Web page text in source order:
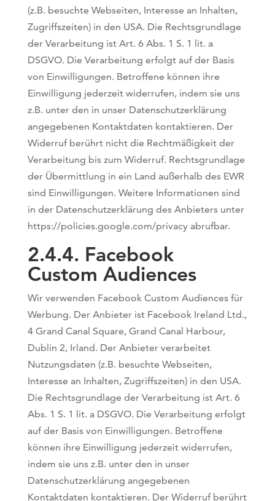
(z.B. besuchte Webseiten, Interesse an Inhalten,
Zugriffszeiten) in den USA. Die Rechtsgrundlage
der Verarbeitung ist Art. 6 Abs. 1 S. 1 lit. a
DSGVO. Die Verarbeitung erfolgt auf der Basis
von Einwilligungen. Betroffene können ihre
Einwilligung jederzeit widerrufen, indem sie uns
z.B. unter den in unser Datenschutzerklärung
angegebenen Kontaktdaten kontaktieren. Der
Widerruf berührt nicht die Rechtmäßigkeit der
Verarbeitung bis zum Widerruf. Rechtsgrundlage
der Übermittlung in ein Land außerhalb des EWR
sind Einwilligungen. Weitere Informationen sind
in der Datenschutzerklärung des Anbieters unter
https://policies.google.com/privacy abrufbar.
2.4.4. ​Facebook
Custom Audiences
Wir verwenden Facebook Custom Audiences für
Werbung. Der Anbieter ist Facebook Ireland Ltd.,
4 Grand Canal Square, Grand Canal Harbour,
Dublin 2, Irland. Der Anbieter verarbeitet
Nutzungsdaten (z.B. besuchte Webseiten,
Interesse an Inhalten, Zugriffszeiten) in den USA.
Die Rechtsgrundlage der Verarbeitung ist Art. 6
Abs. 1 S. 1 lit. a DSGVO. Die Verarbeitung erfolgt
auf der Basis von Einwilligungen. Betroffene
können ihre Einwilligung jederzeit widerrufen,
indem sie uns z.B. unter den in unser
Datenschutzerklärung angegebenen
Kontaktdaten kontaktieren. Der Widerruf berührt